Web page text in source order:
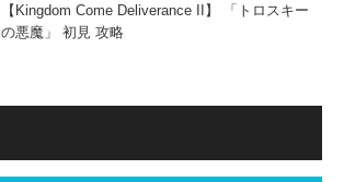
【Kingdom Come Deliverance II】 「トロスキー
の悪魔」 初見 攻略